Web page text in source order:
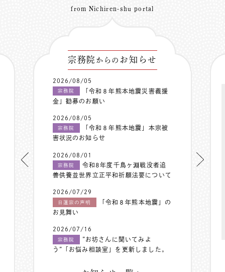
from Nichiren-shu portal
宗務院 からの お知らせ
2026/08/05
宗務院
「令和８年熊本地震災害義援
金」勧募のお願い
2026/08/05
宗務院
「令和８年熊本地震」本宗被
害状況のお知らせ
2026/08/01
宗務院
令和8年度千鳥ヶ淵戦没者追
善供養並世界立正平和祈願法要について
2026/07/29
日蓮宗の声明
「令和８年熊本地震」の
お見舞い
2026/07/16
宗務院
”お坊さんに聞いてみよ
う”「お悩み相談室」を更新しました。